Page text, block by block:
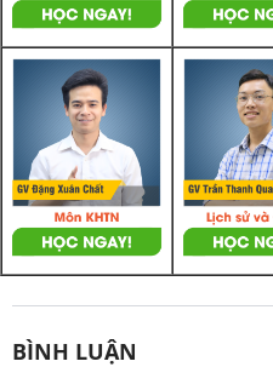
BÌNH LUẬN